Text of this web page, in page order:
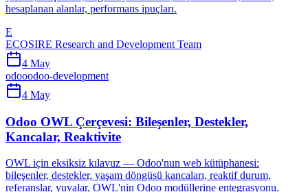
hesaplanan alanlar, performans ipuçları.
E
ECOSIRE Research and Development Team
4 May
odooodoo-development
4 May
Odoo OWL Çerçevesi: Bileşenler, Destekler,
Kancalar, Reaktivite
OWL için eksiksiz kılavuz — Odoo'nun web kütüphanesi:
bileşenler, destekler, yaşam döngüsü kancaları, reaktif durum,
referanslar, yuvalar, OWL'nin Odoo modüllerine entegrasyonu.